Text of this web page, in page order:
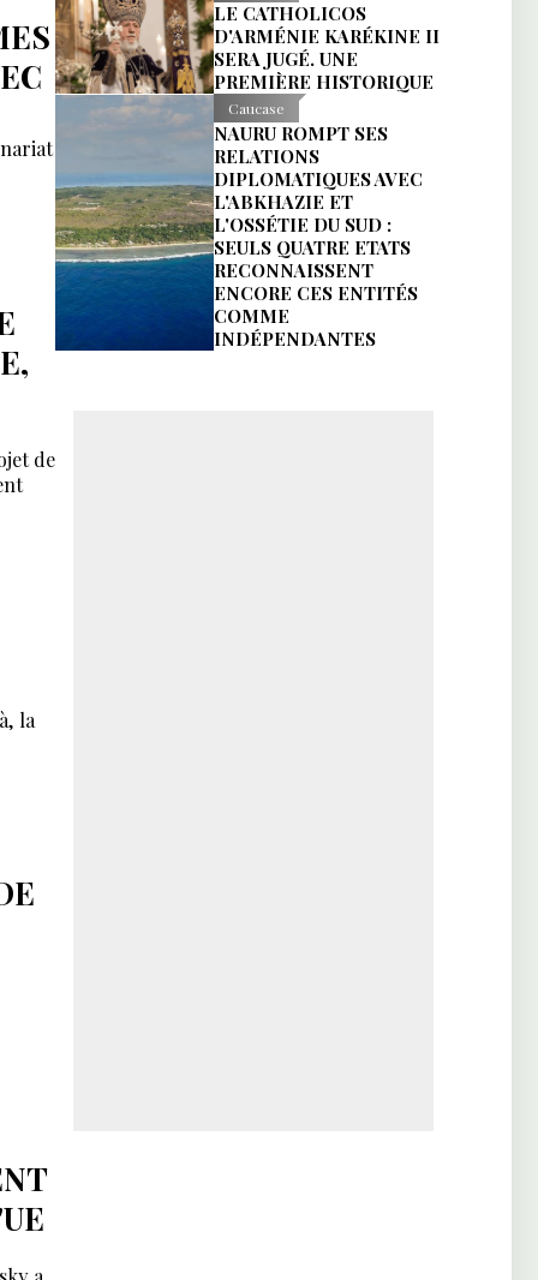
de
la
LE CATHOLICOS
D'ARMÉNIE KARÉKINE II
SERA JUGÉ. UNE
PREMIÈRE HISTORIQUE
Caucase
NAURU ROMPT SES
RELATIONS
DIPLOMATIQUES AVEC
L'ABKHAZIE ET
L'OSSÉTIE DU SUD :
SEULS QUATRE ETATS
RECONNAISSENT
ENCORE CES ENTITÉS
COMME
INDÉPENDANTES